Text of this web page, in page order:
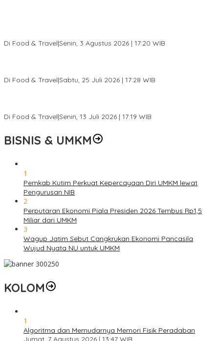
Di Food & Travel|Senin, 3 Agustus 2026 | 17:20 WIB
Di Food & Travel|Sabtu, 25 Juli 2026 | 17:28 WIB
Di Food & Travel|Senin, 13 Juli 2026 | 17:19 WIB
BISNIS & UMKM
1
Pemkab Kutim Perkuat Kepercayaan Diri UMKM lewat
Pengurusan NIB
2
Perputaran Ekonomi Piala Presiden 2026 Tembus Rp1,5
Miliar dari UMKM
3
Wagup Jatim Sebut Cangkrukan Ekonomi Pancasila
Wujud Nyata NU untuk UMKM
KOLOM
1
Algoritma dan Memudarnya Memori Fisik Peradaban
Jumat, 7 Agustus 2026 | 13:47 WIB